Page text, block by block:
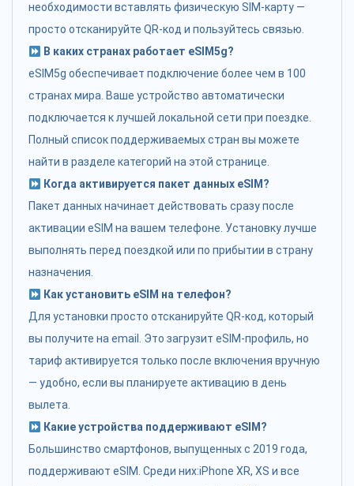
необходимости вставлять физическую SIM-карту —
просто отсканируйте QR-код и пользуйтесь связью.
В каких странах работает eSIM5g?
eSIM5g обеспечивает подключение более чем в 100
странах мира. Ваше устройство автоматически
подключается к лучшей локальной сети при поездке.
Полный список поддерживаемых стран вы можете
найти в разделе категорий на этой странице.
Когда активируется пакет данных eSIM?
Пакет данных начинает действовать сразу после
активации eSIM на вашем телефоне. Установку лучше
выполнять перед поездкой или по прибытии в страну
назначения.
Как установить eSIM на телефон?
Для установки просто отсканируйте QR-код, который
вы получите на email. Это загрузит eSIM-профиль, но
тариф активируется только после включения вручную
— удобно, если вы планируете активацию в день
вылета.
Какие устройства поддерживают eSIM?
Большинство смартфонов, выпущенных с 2019 года,
поддерживают eSIM. Среди них:iPhone XR, XS и все